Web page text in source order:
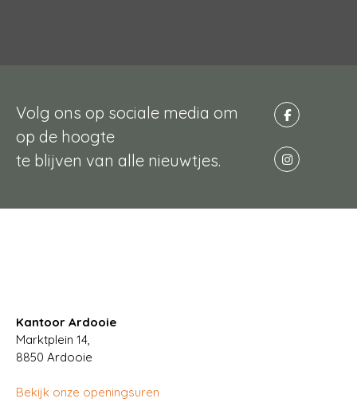
Volg ons op sociale media om
op de hoogte
te blijven van alle nieuwtjes.
Kantoor Ardooie
Marktplein 14,
8850 Ardooie
Bekijk onze openingsuren